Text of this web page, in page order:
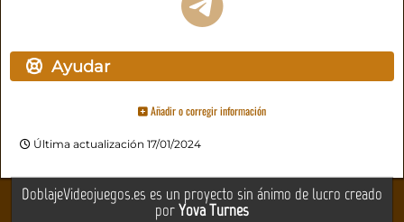
Ayudar
Añadir o corregir información
Última actualización 17/01/2024
DoblajeVideojuegos.es es un proyecto sin ánimo de lucro creado
porYova Turnes